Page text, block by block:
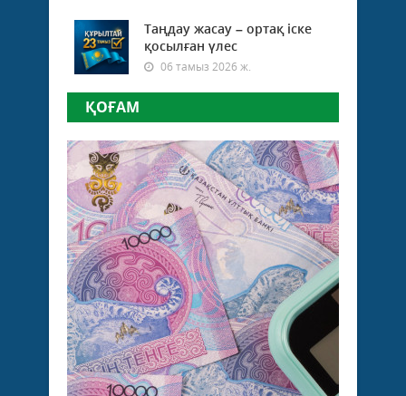
Таңдау жасау – ортақ іске
қосылған үлес
06 тамыз 2026 ж.
ҚОҒАМ